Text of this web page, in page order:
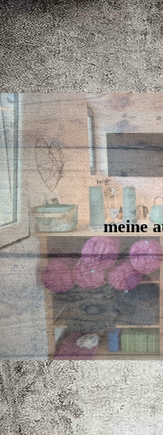
meine